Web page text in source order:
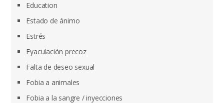
Education
Estado de ánimo
Estrés
Eyaculación precoz
Falta de deseo sexual
Fobia a animales
Fobia a la sangre / inyecciones